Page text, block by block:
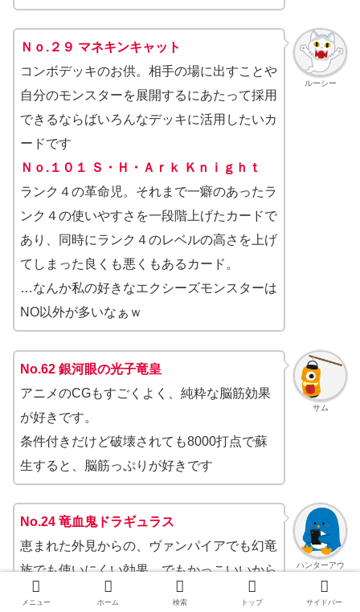
ルーシー
Ｎｏ.２９ マネキンキャット
コンボデッキのお供。相手の場に出すことや
自分のモンスターを展開するにあたって採用
できるならばいろんなデッキに活用したいカ
ードです
Ｎｏ.１０１ Ｓ・Ｈ・Ａｒｋ Ｋｎｉｇｈｔ
ランク４の革命児。それまで一癖のあったラ
ンク４の使いやすさを一段階上げたカードで
あり、同時にランク４のレベルの高さを上げ
てしまった良くも悪くもあるカード。
…なんか私の好きなエクシーズモンスターは
NO以外が多いなぁｗ
サム
No.62 銀河眼の光子竜皇
アニメのCGもすごくよく、純粋な脳筋効果
が好きです。
条件付きだけど破壊されても8000打点で蘇
生すると、脳筋っぷりが好きです
ハンターアウ
ル
No.24 竜血鬼ドラギュラス
恵まれた外見からの、ヴァンパイアでも幻竜
族でも使いにくい効果。でもかっこいいから
好き。
メニュー ホーム 検索 トップ サイドバー